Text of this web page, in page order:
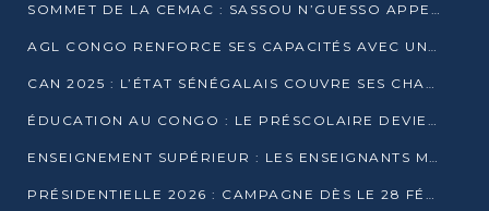
SOMMET DE LA CEMAC : SASSOU N’GUESSO APPELLE À LA VIGILANCE FACE AUX RISQUES ÉCONOMIQUES
AGL CONGO RENFORCE SES CAPACITÉS AVEC UNE GRUE DE 250 TONNES
CAN 2025 : L’ÉTAT SÉNÉGALAIS COUVRE SES CHAMPIONS D’AFRIQUE DE RÉCOMPENSES EXCEPTIONNELLES
ÉDUCATION AU CONGO : LE PRÉSCOLAIRE DEVIENT OBLIGATOIRE, LE BTS CONSACRÉ DIPLÔME D’ÉTAT
ENSEIGNEMENT SUPÉRIEUR : LES ENSEIGNANTS MAINTIENNENT LA GRÈVE ET EXIGENT UN ACCORD ÉCRIT AVEC L’ÉTAT
PRÉSIDENTIELLE 2026 : CAMPAGNE DÈS LE 28 FÉVRIER, SCRUTIN LES 12 ET 15 MARS